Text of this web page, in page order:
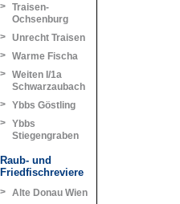
> Traisen-
Ochsenburg
> Unrecht Traisen
> Warme Fischa
> Weiten I/1a
Schwarzaubach
> Ybbs Göstling
> Ybbs
Stiegengraben
Raub- und
Friedfischreviere
> Alte Donau Wien